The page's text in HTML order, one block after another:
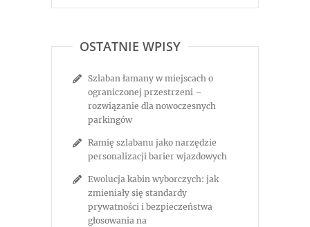
OSTATNIE WPISY
Szlaban łamany w miejscach o
ograniczonej przestrzeni –
rozwiązanie dla nowoczesnych
parkingów
Ramię szlabanu jako narzędzie
personalizacji barier wjazdowych
Ewolucja kabin wyborczych: jak
zmieniały się standardy
prywatności i bezpieczeństwa
głosowania na